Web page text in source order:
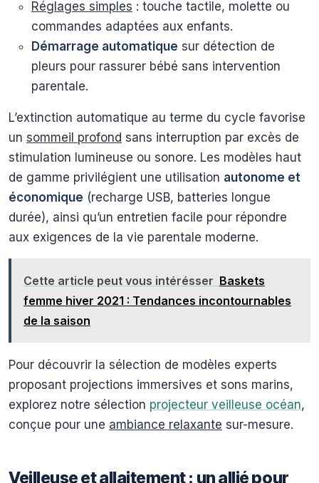
Réglages simples : touche tactile, molette ou
commandes adaptées aux enfants.
Démarrage automatique sur détection de
pleurs pour rassurer bébé sans intervention
parentale.
L’extinction automatique au terme du cycle favorise
un sommeil profond sans interruption par excès de
stimulation lumineuse ou sonore. Les modèles haut
de gamme privilégient une utilisation autonome et
économique (recharge USB, batteries longue
durée), ainsi qu’un entretien facile pour répondre
aux exigences de la vie parentale moderne.
Cette article peut vous intérésser Baskets
femme hiver 2021 : Tendances incontournables
de la saison
Pour découvrir la sélection de modèles experts
proposant projections immersives et sons marins,
explorez notre sélection projecteur veilleuse océan,
conçue pour une ambiance relaxante sur-mesure.
Veilleuse et allaitement : un allié pour